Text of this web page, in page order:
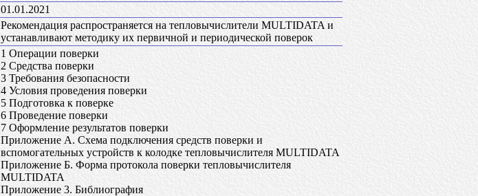
01.01.2021
Рекомендация распространяется на тепловычислители MULTIDATA и
устанавливают методику их первичной и периодической поверок
1 Операции поверки
2 Средства поверки
3 Требования безопасности
4 Условия проведения поверки
5 Подготовка к поверке
6 Проведение поверки
7 Оформление результатов поверки
Приложение А. Схема подключения средств поверки и
вспомогательных устройств к колодке тепловычислителя MULTIDATA
Приложение Б. Форма протокола поверки тепловычислителя
MULTIDATA
Приложение 3. Библиография